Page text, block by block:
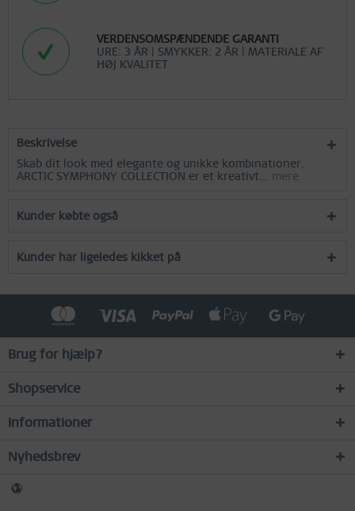
VERDENSOMSPÆNDENDE GARANTI
URE: 3 ÅR | SMYKKER: 2 ÅR | MATERIALE AF
HØJ KVALITET
Beskrivelse
Skab dit look med elegante og unikke kombinationer.
ARCTIC SYMPHONY COLLECTION er et kreativt...
mere
Kunder købte også
Kunder har ligeledes kikket på
Brug for hjælp?
Shopservice
Informationer
Nyhedsbrev
Service